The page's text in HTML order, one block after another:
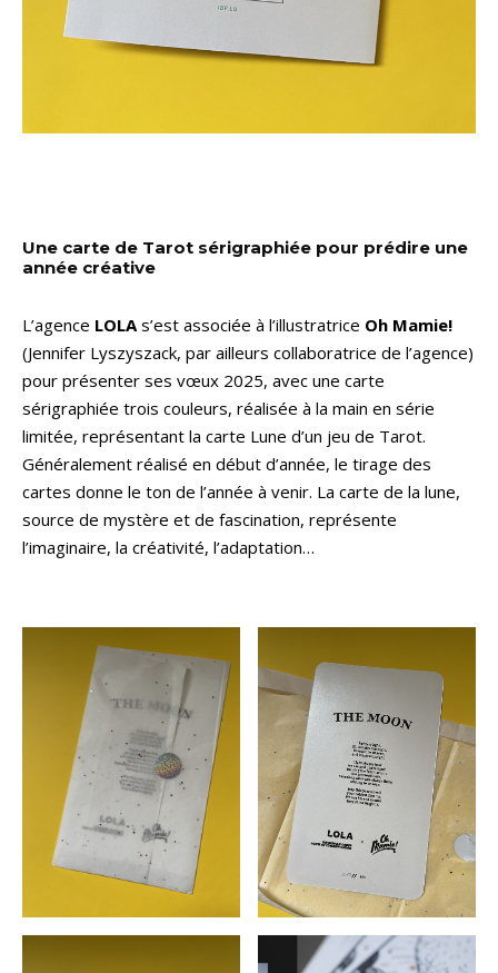
Une carte de Tarot sérigraphiée pour prédire une
année créative
L’agence LOLA s’est associée à l’illustratrice Oh Mamie!
(Jennifer Lyszyszack, par ailleurs collaboratrice de l’agence)
pour présenter ses vœux 2025, avec une carte
sérigraphiée trois couleurs, réalisée à la main en série
limitée, représentant la carte Lune d’un jeu de Tarot.
Généralement réalisé en début d’année, le tirage des
cartes donne le ton de l’année à venir. La carte de la lune,
source de mystère et de fascination, représente
l’imaginaire, la créativité, l’adaptation…